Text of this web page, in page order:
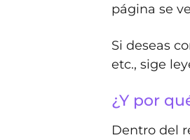
página se
Si deseas
etc., sige
¿Y por
Dentro del